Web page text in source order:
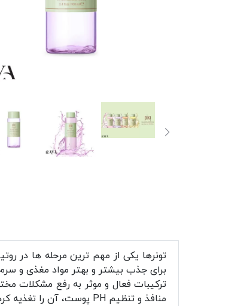
تونرها یکی از مهم ترین مرحله ها در
برای جذب بیشتر و بهتر مواد مغذی و سرم
ترکیبات فعال و موثر به رفع مشکلات
منافذ و تنظیم PH پوست، آن را تغذیه کرده و به شفاف شدن و بازسازی پوست و جلوگیری از ایجاد چروک کمک می کند. . تونرها نیاز به شستن یا آبکشی ندارند.